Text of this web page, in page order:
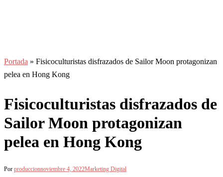
Portada » Fisicoculturistas disfrazados de Sailor Moon protagonizan
pelea en Hong Kong
Fisicoculturistas disfrazados de
Sailor Moon protagonizan
pelea en Hong Kong
Por produccionnoviembre 4, 2022Marketing Digital